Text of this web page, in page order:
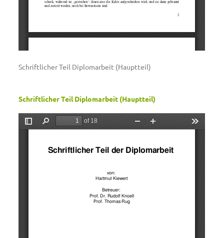
Schriftlicher Teil Diplomarbeit (Hauptteil)
Schriftlicher Teil Diplomarbeit (Hauptteil)